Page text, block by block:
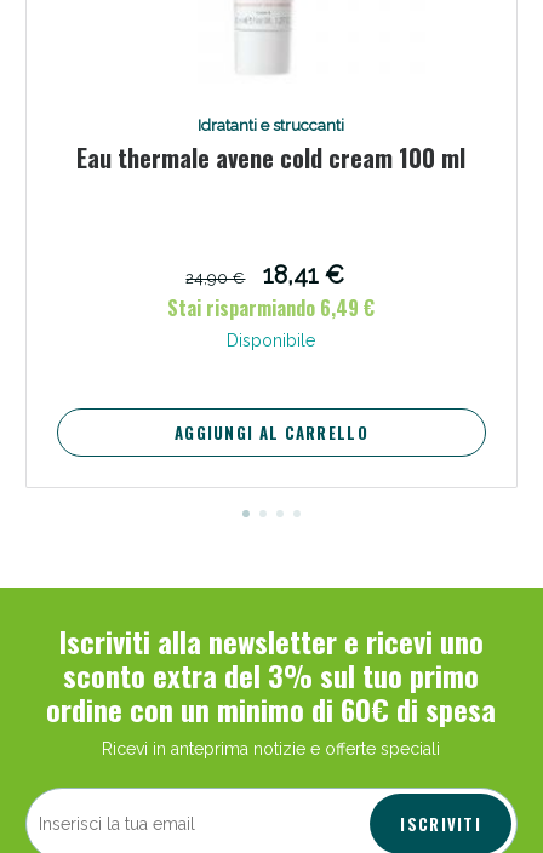
Idratanti e struccanti
Eau thermale avene cold cream 100 ml
24,90 €
18,41 €
Stai risparmiando 6,49 €
Disponibile
AGGIUNGI AL CARRELLO
Iscriviti alla newsletter e ricevi uno
sconto extra del 3% sul tuo primo
ordine con un minimo di 60€ di spesa
Ricevi in anteprima notizie e offerte speciali
ISCRIVITI